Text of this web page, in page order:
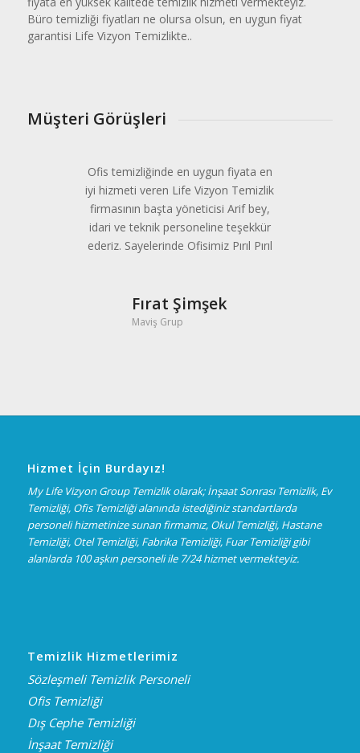
Büro temizliği fiyatları ne olursa olsun, en uygun fiyat
garantisi Life Vizyon Temizlikte..
Müşteri Görüşleri
Ofis temizliğinde en uygun fiyata en
iyi hizmeti veren Life Vizyon Temizlik
firmasının başta yöneticisi Arif bey,
idari ve teknik personeline teşekkür
ederiz. Sayelerinde Ofisimiz Pırıl Pırıl
Fırat Şimşek
Maviş Grup
Hizmet İçin Burdayız!
My Life Vizyon Group Temizlik olarak; İnşaat Sonrası Temizlik, Ev
Temizliği, Ofis Temizliği alanında istediğiniz standartlarda
personeli hizmetinize sunan firmamız, Okul Temizliği, Hastane
Temizliği, Otel Temizliği, Fabrika Temizliği, Fuar Temizliği gibi
alanlarda 100 aşkın personeli ile 7/24 hizmet vermekteyiz.
Temizlik Hizmetlerimiz
Sözleşmeli Temizlik Personeli
Ofis Temizliği
Dış Cephe Temizliği
İnşaat Temizliği